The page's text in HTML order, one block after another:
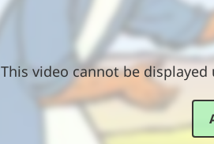
This video cannot be